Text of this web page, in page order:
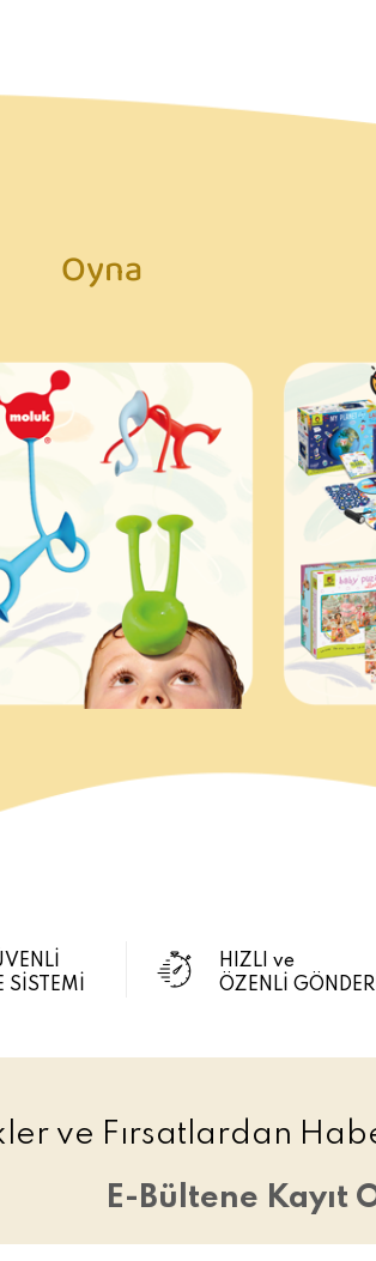
Oyna
SİSTEMİ
HIZLI ve
ÖZENLİ GÖNDERİ
ve Fırsatlardan
E-Bültene Kayıt